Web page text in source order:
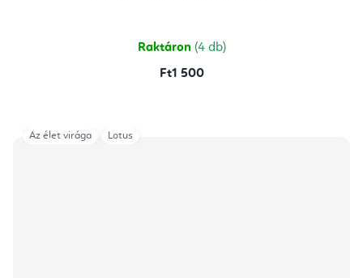
Raktáron (4 db)
Ft1 500
Az élet virága Lotus